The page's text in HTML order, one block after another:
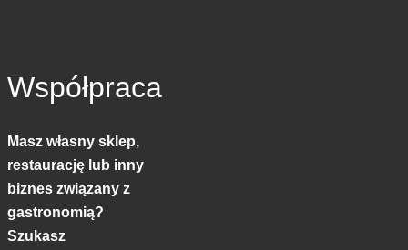
Współpraca
Masz własny sklep,
restaurację lub inny
biznes związany z
gastronomią?
Szukasz